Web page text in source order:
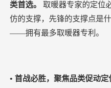
类首选。 取暖器专家的定位
仿的支撑，先锋的支撑点是
——拥有最多取暖器专利。
• 首战必胜，聚焦品类促动定